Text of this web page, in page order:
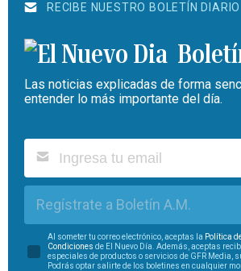
RECIBE NUESTRO BOLETÍN DIARIO
Las noticias explicadas de forma
entender lo más importante del día.
Regístrate a Boletín A.M.
Al someter tu correo electrónico, aceptas la Política
Condiciones de El Nuevo Día. Además, aceptas
especiales de productos o servicios de GFR Media,
Podrás optar salirte de los boletines en cualquier